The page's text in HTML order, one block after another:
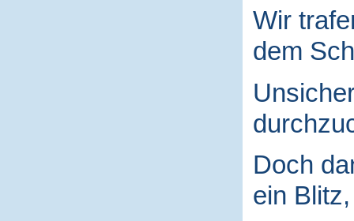
Wir
dem
Doch
ein Blitz,